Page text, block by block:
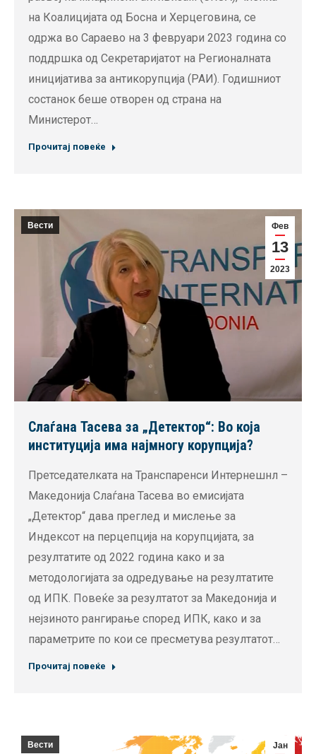
на Коалицијата од Босна и Херцеговина, се
одржа во Сараево на 3 февруари 2023 година со
поддршка од Секретаријатот на Регионалната
иницијатива за антикорупција (РАИ). Годишниот
состанок беше отворен од страна на
Министерот…
Прочитај повеќе
Фев
13
2023
Вести
Слаѓана Тасева за „Детектор“: Во која
институција има најмногу корупција?
Претседателката на Транспаренси Интернешнл –
Македонија Слаѓана Тасева во емисијата
„Детектор“ дава преглед и мислење за
Индексот на перцепција на корупцијата, за
резултатите од 2022 година како и за
методологијата за одредување на резултатите
од ИПК. Повеќе за резултатот за Македонија и
нејзиното рангирање според ИПК, како и за
параметрите по кои се пресметува резултатот…
Прочитај повеќе
Јан
Вести